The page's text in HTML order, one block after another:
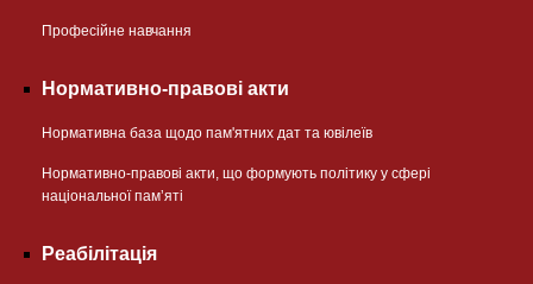
Професійне навчання
Нормативно-правові акти
Нормативна база щодо пам'ятних дат та ювілеїв
Нормативно-правові акти, що формують політику у сфері
національної памʼяті
Реабілітація